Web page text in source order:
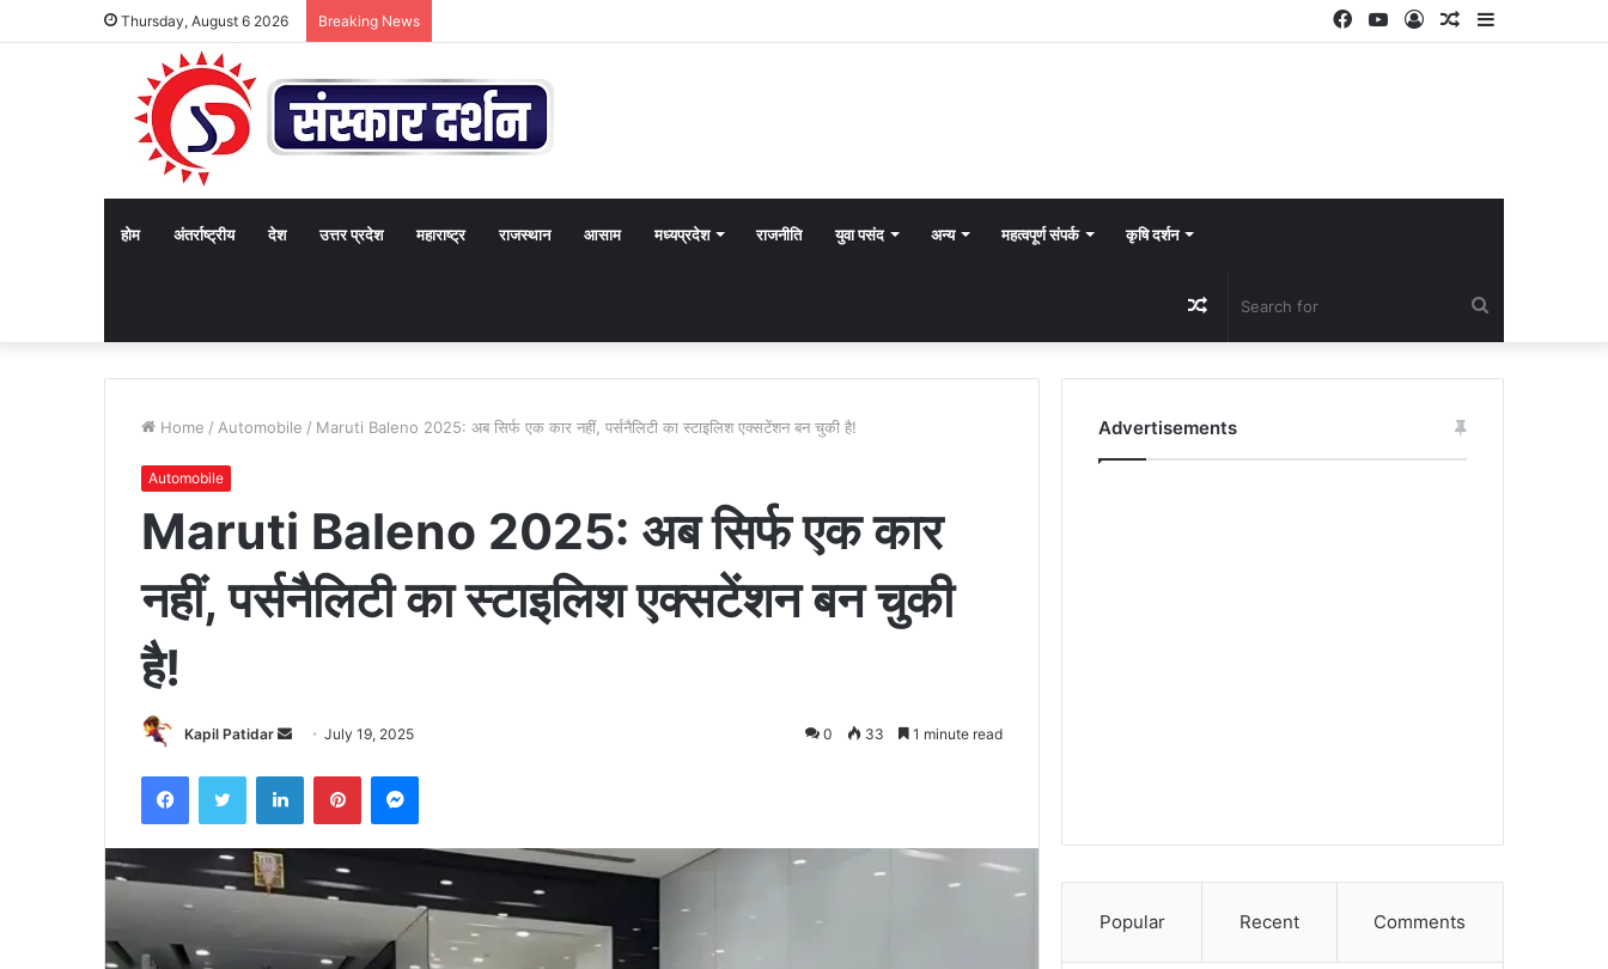
Thursday, August 6 2026 Breaking News Sidebar
Random
Log
YouTube
Facebook
होम अंतर्राष्ट्रीय देश उत्तर प्रदेश महाराष्ट्र राजस्थान आसाम मध्यप्रदेश राजनीति युवा पसंद अन्य महत्वपूर्ण संपर्क कृषि दर्शन
for
Random
Article
Home / Automobile / Maruti Baleno 2025: अब सिर्फ एक कार नहीं, पर्सनैलिटी का स्टाइलिश एक्सटेंशन बन चुकी है!
Automobile
Maruti Baleno 2025: अब सिर्फ एक कार
नहीं, पर्सनैलिटी का स्टाइलिश एक्सटेंशन बन चुकी
है!
Kapil Patidar
SendJuly 19, 2025 0 33 1 minute read
FacebookTwitter LinkedInPinterestMessenger
Advertisements
Popular Recent Comments